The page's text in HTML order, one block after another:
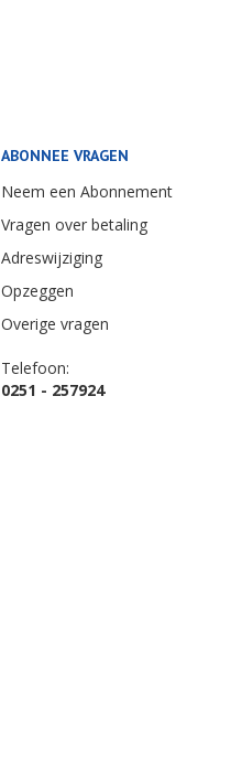
ABONNEE VRAGEN
Neem een Abonnement
Vragen over betaling
Adreswijziging
Opzeggen
Overige vragen
Telefoon:
0251 - 257924